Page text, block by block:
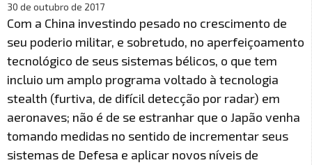
30 de outubro de 2017
Com a China investindo pesado no crescimento de
seu poderio militar, e sobretudo, no aperfeiçoamento
tecnológico de seus sistemas bélicos, o que tem
incluio um amplo programa voltado à tecnologia
stealth (furtiva, de difícil detecção por radar) em
aeronaves; não é de se estranhar que o Japão venha
tomando medidas no sentido de incrementar seus
sistemas de Defesa e aplicar novos níveis de